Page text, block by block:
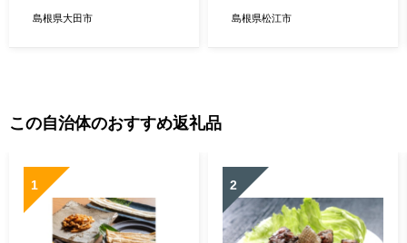
げ直後 冷蔵 ノンフローズン
島根県大田市
レイ かれい 干物 海鮮 島根
島根県松江市
この自治体のおすすめ返礼品
1 2